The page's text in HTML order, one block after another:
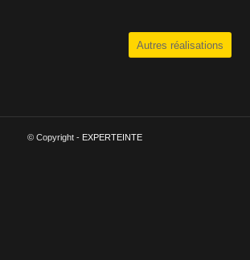
Autres réalisations
© Copyright - EXPERTEINTE